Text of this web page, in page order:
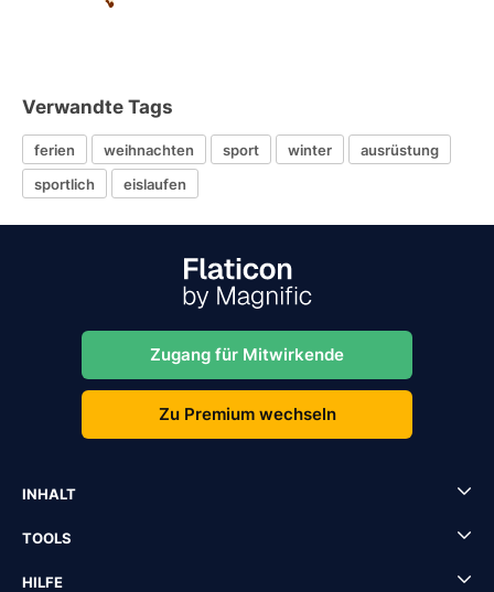
Verwandte Tags
ferien weihnachten sport winter
ausrüstung
sportlich
eislaufen
Zugang für Mitwirkende
Zu Premium wechseln
INHALT
TOOLS
HILFE